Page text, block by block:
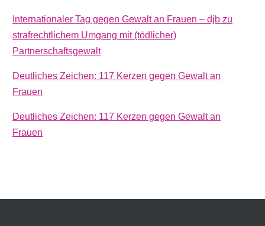
Internationaler Tag gegen Gewalt an Frauen – djb zu
strafrechtlichem Umgang mit (tödlicher)
Partnerschaftsgewalt
Deutliches Zeichen: 117 Kerzen gegen Gewalt an
Frauen
Deutliches Zeichen: 117 Kerzen gegen Gewalt an
Frauen